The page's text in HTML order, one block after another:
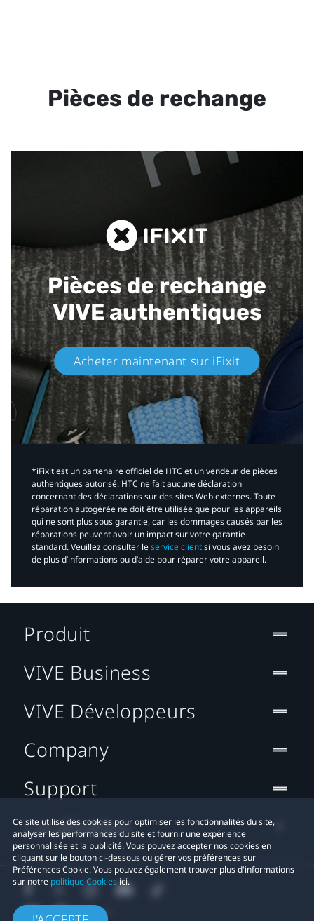
Pièces de rechange
Pièces de rechange
VIVE authentiques​
Acheter maintenant sur iFixit​
*iFixit est un partenaire officiel de HTC et un vendeur de pièces
authentiques autorisé. HTC ne fait aucune déclaration
concernant des déclarations sur des sites Web externes. Toute
réparation autogérée ne doit être utilisée que pour les appareils
qui ne sont plus sous garantie, car les dommages causés par les
réparations peuvent avoir un impact sur votre garantie
standard. Veuillez consulter leservice clientsi vous avez besoin
de plus d’informations ou d’aide pour réparer votre appareil.​
Ce site utilise des cookies pour optimiser les fonctionnalités du site,
analyser les performances du site et fournir une expérience
personnalisée et la publicité. Vous pouvez accepter nos cookies en
cliquant sur le bouton ci-dessous ou gérer vos préférences sur
Préférences Cookie. Vous pouvez également trouver plus d'informations
sur notre politique Cookiesici.
Produit
VIVE Business
VIVE Développeurs
Company
Support
Localisation